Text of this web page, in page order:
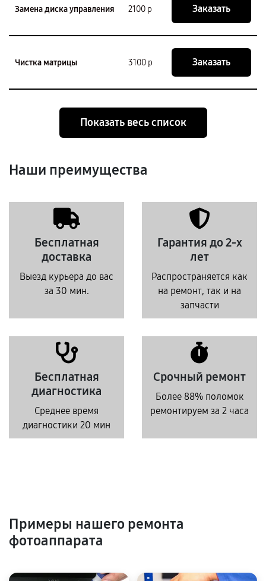
Замена диска управления 2100 р Заказать
Чистка матрицы 3100 р Заказать
Показать весь список
Наши преимущества
Бесплатная
доставка
Выезд курьера до вас
за 30 мин.
Гарантия до 2-х
лет
Распространяется как
на ремонт, так и на
запчасти
Бесплатная
диагностика
Среднее время
диагностики 20 мин
Срочный ремонт
Более 88% поломок
ремонтируем за 2 часа
Примеры нашего ремонта
фотоаппарата